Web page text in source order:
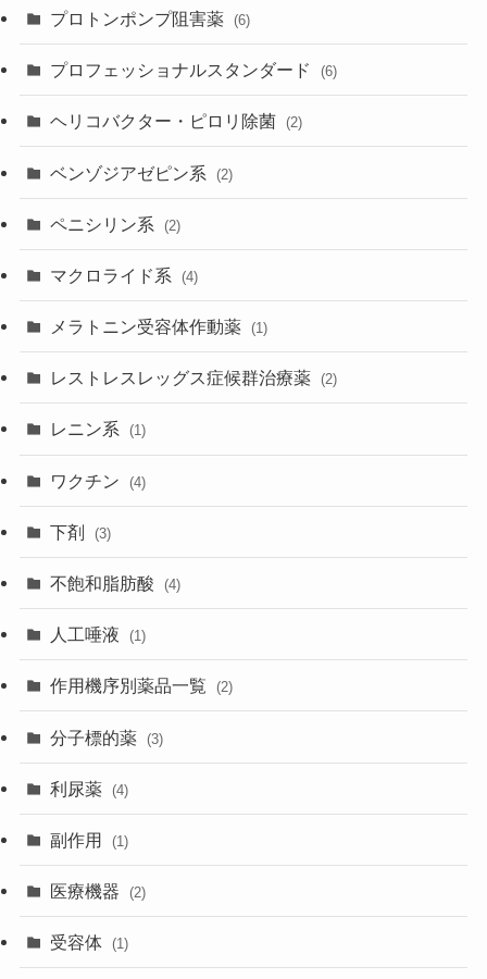
プロトンポンプ阻害薬 (6)
プロフェッショナルスタンダード (6)
ヘリコバクター・ピロリ除菌 (2)
ベンゾジアゼピン系 (2)
ペニシリン系 (2)
マクロライド系 (4)
メラトニン受容体作動薬 (1)
レストレスレッグス症候群治療薬 (2)
レニン系 (1)
ワクチン (4)
下剤 (3)
不飽和脂肪酸 (4)
人工唾液 (1)
作用機序別薬品一覧 (2)
分子標的薬 (3)
利尿薬 (4)
副作用 (1)
医療機器 (2)
受容体 (1)